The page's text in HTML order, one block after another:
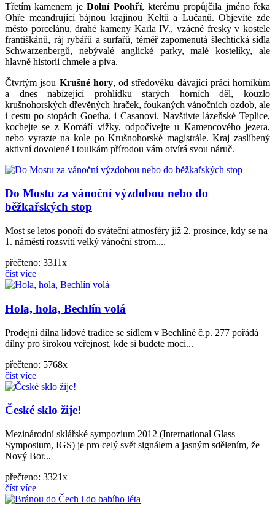
Třetím kamenem jeDolní Poohří, kterému propůjčila jméno řeka
Ohře meandrující bájnou krajinou Keltů a Lučanů. Objevíte zde
město porcelánu, drahé kameny Karla IV., vzácné fresky v kostele
františkánů, ráj rybářů a surfařů, téměř zapomenutá šlechtická sídla
Schwarzenbergů, nebývalé anglické parky, malé kostelíky, ale
hlavně historii chmele a piva.
Čtvrtým jsou Krušné hory, od středověku dávající práci horníkům
a dnes nabízející prohlídku starých horních děl, kouzlo
krušnohorských dřevěných hraček, foukaných vánočních ozdob, ale
i cestu po stopách Goetha, i Casanovi. Navštivte lázeňské Teplice,
kochejte se z Komáří vížky, odpočívejte u Kamencového jezera,
nebo vyrazte na kole po Krušnohorské magistrále. Kraj zaslíbený
aktivní dovolené i toulkám přírodou vám otvírá svou náruč.
Do Mostu za vánoční výzdobou nebo do
běžkařských stop
Most se letos ponoří do sváteční atmosféry již 2. prosince, kdy se na
1. náměstí rozsvítí velký vánoční strom....
přečteno: 3311x
číst více
Hola, hola, Bechlín volá
Prodejní dílna lidové tradice se sídlem v Bechlíně č.p. 277 pořádá
dílny pro širokou veřejnost, kde si budete moci...
přečteno: 5768x
číst více
České sklo žije!
Mezinárodní sklářské sympozium 2012 (International Glass
Symposium, IGS) je pro celý svět signálem a jasným sdělením, že
Nový Bor...
přečteno: 3321x
číst více